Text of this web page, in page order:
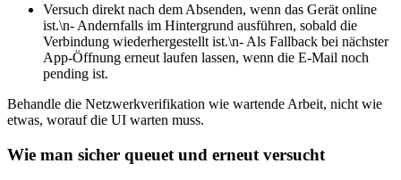
Versuch direkt nach dem Absenden, wenn das Gerät online
ist.\n- Andernfalls im Hintergrund ausführen, sobald die
Verbindung wiederhergestellt ist.\n- Als Fallback bei nächster
App‑Öffnung erneut laufen lassen, wenn die E‑Mail noch
pending ist.
Behandle die Netzwerkverifikation wie wartende Arbeit, nicht wie
etwas, worauf die UI warten muss.
Wie man sicher queuet und erneut versucht